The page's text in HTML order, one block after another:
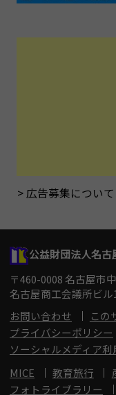
広告募集について
公益財団法人名
〒460-0008 名古屋市
名古屋商工会議所ビル
お問い合わせ
この
プライバシーポリシー
ソーシャルメディア利
MICE
教育旅行
フォトライブラリー